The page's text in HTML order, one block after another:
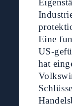
Eine
US-
hat